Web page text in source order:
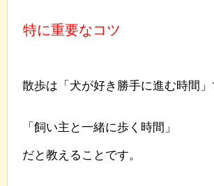
特に重要なコツ
散歩は「犬が好き勝手に進む時間」
「飼い主と一緒に歩く時間」
だと教えることです。